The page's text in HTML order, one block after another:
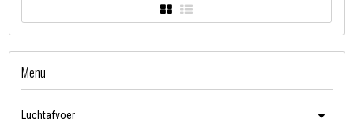
Menu
Luchtafvoer